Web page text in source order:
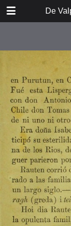
De
DOWNLOAD
Itinerario del
Valparaíso a
espresamente
madera para esta
Dedicatoria
A los viajeros
En la Estación de
El banquete de
motín de Oyarce
Viña del Mar
Bosquejo
El Salto